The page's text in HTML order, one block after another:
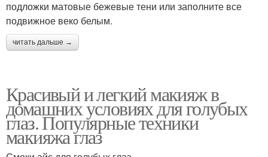
подложки матовые бежевые тени или заполните все
подвижное веко белым.
читать дальше →
Красивый и легкий макияж в
домашних условиях для голубых
глаз. Популярные техники
макияжа глаз